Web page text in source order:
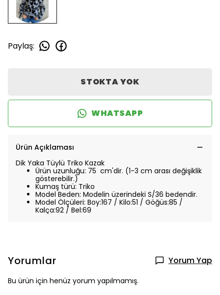
Paylaş:
STOKTA YOK
WHATSAPP
Ürün Açıklaması
Dik Yaka Tüylü Triko Kazak
Ürün uzunluğu: 75 cm'dir. (1-3 cm arası değişiklik
gösterebilir.)
Kumaş türü: Triko
Model Beden: Modelin üzerindeki S/36 bedendir.
Model Ölçüleri: Boy:167 / Kilo:51 / Göğüs:85 /
Kalça:92 / Bel:69
Yorumlar Yorum Yap
Bu ürün için henüz yorum yapılmamış.